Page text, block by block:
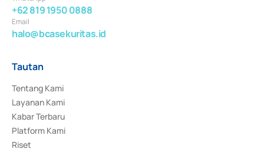
+62 819 1950 0888
Email
halo@bcasekuritas.id
Tautan
Tentang Kami
Layanan Kami
Kabar Terbaru
Platform Kami
Riset